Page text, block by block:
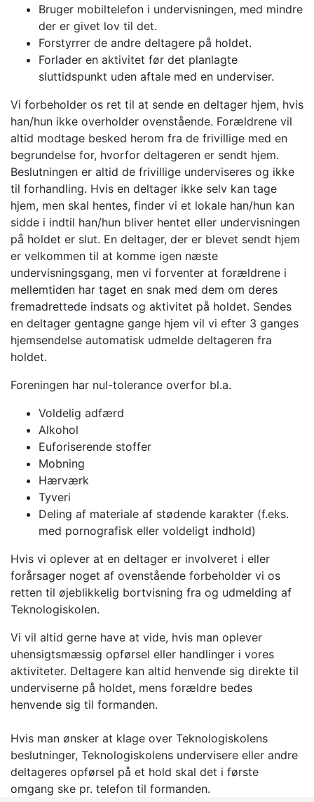
Bruger mobiltelefon i undervisningen, med mindre
der er givet lov til det.
Forstyrrer de andre deltagere på holdet.
Forlader en aktivitet før det planlagte
sluttidspunkt uden aftale med en underviser.
Vi forbeholder os ret til at sende en deltager hjem, hvis
han/hun ikke overholder ovenstående. Forældrene vil
altid modtage besked herom fra de frivillige med en
begrundelse for, hvorfor deltageren er sendt hjem.
Beslutningen er altid de frivillige underviseres og ikke
til forhandling. Hvis en deltager ikke selv kan tage
hjem, men skal hentes, finder vi et lokale han/hun kan
sidde i indtil han/hun bliver hentet eller undervisningen
på holdet er slut. En deltager, der er blevet sendt hjem
er velkommen til at komme igen næste
undervisningsgang, men vi forventer at forældrene i
mellemtiden har taget en snak med dem om deres
fremadrettede indsats og aktivitet på holdet. Sendes
en deltager gentagne gange hjem vil vi efter 3 ganges
hjemsendelse automatisk udmelde deltageren fra
holdet.
Foreningen har nul-tolerance overfor bl.a.
Voldelig adfærd
Alkohol
Euforiserende stoffer
Mobning
Hærværk
Tyveri
Deling af materiale af stødende karakter (f.eks.
med pornografisk eller voldeligt indhold)
Hvis vi oplever at en deltager er involveret i eller
forårsager noget af ovenstående forbeholder vi os
retten til øjeblikkelig bortvisning fra og udmelding af
Teknologiskolen.
Vi vil altid gerne have at vide, hvis man oplever
uhensigtsmæssig opførsel eller handlinger i vores
aktiviteter. Deltagere kan altid henvende sig direkte til
underviserne på holdet, mens forældre bedes
henvende sig til formanden.
Hvis man ønsker at klage over Teknologiskolens
beslutninger, Teknologiskolens undervisere eller andre
deltageres opførsel på et hold skal det i første
omgang ske pr. telefon til formanden.